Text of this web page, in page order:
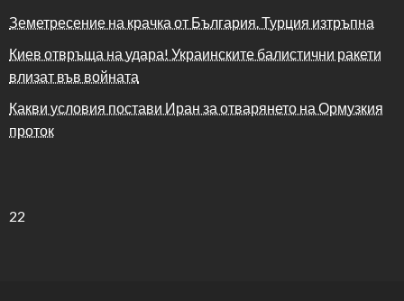
Земетресение на крачка от България. Турция изтръпна
Киев отвръща на удара! Украинските балистични ракети
влизат във войната
Какви условия постави Иран за отварянето на Ормузкия
проток
22